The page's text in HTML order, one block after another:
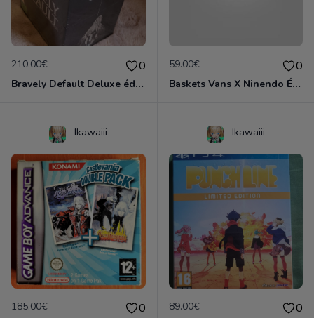
210.00€ 0
Bravely Default Deluxe édition Collector neuf emballé Nintendo 3DS
59.00€ 0
Baskets Vans X Ninendo Édition limitées 2015 Neuves
Ikawaiii
185.00€ 0
Ikawaiii
89.00€ 0